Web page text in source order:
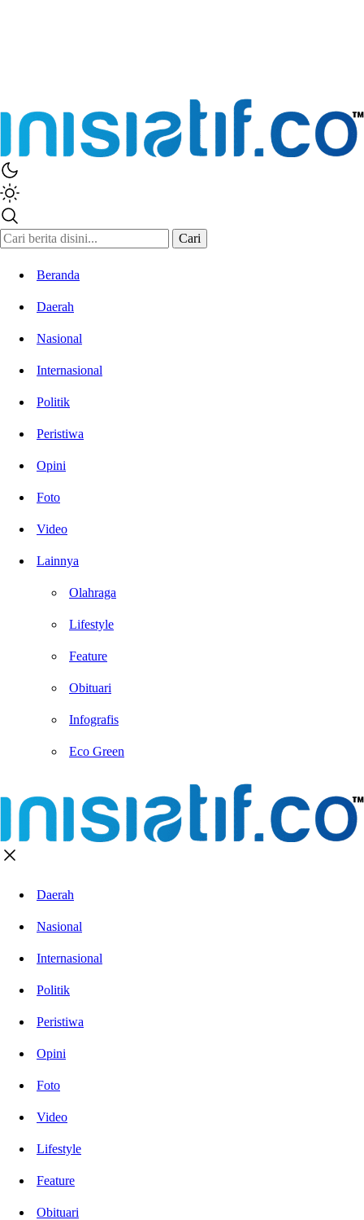
Inisiatif.co
Stay Connected Stay Informed
Cari
Beranda
Daerah
Nasional
Internasional
Politik
Peristiwa
Opini
Foto
Video
Lainnya
Olahraga
Lifestyle
Feature
Obituari
Infografis
Eco Green
Daerah
Nasional
Internasional
Politik
Peristiwa
Opini
Foto
Video
Lifestyle
Feature
Obituari